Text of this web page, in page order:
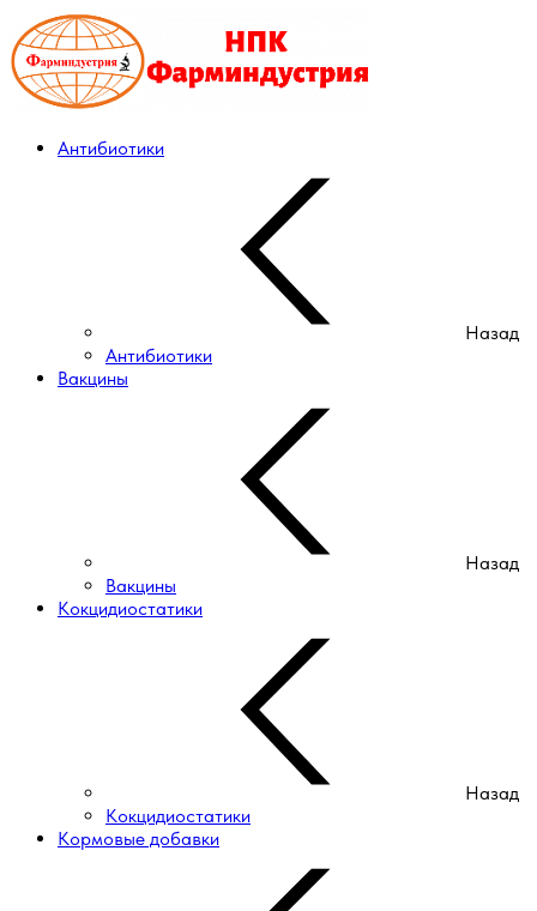
Антибиотики
Назад
Антибиотики
Вакцины
Назад
Вакцины
Кокцидиостатики
Назад
Кокцидиостатики
Кормовые добавки